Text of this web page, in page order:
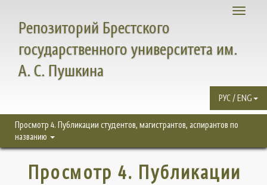
Toggle
Репозиторий Брестского
государственного университета им.
А. С. Пушкина
РУС / ENG
Просмотр 4. Публикации студентов, магистрантов, аспирантов по
названию
Просмотр 4. Публикации